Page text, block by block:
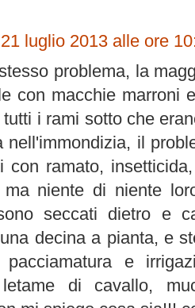
21 luglio 2013 alle ore
problema, la
con macchie marroni
i rami sotto che
nell'immondizia, il
con ramato,
niente di niente
seccati dietro e
decina a pianta, e
e
letame di cavallo,